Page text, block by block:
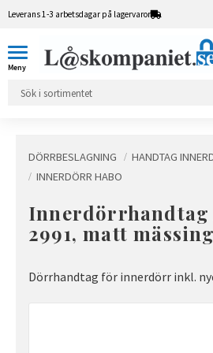
Leverans 1-3 arbetsdagar på lagervaror
DÖRRBESLAGNING
HANDTAG
INNERDÖRR HABO
Innerdörrhandtag
2991, matt mässing
Dörrhandtag för innerdörr inkl.